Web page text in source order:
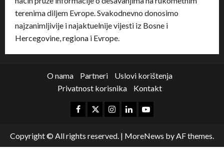
terenima diljem Evrope. Svakodnevno donosimo
najzanimljivije i najaktuelnije vijesti iz Bosne i
Hercegovine, regiona i Evrope.
O nama Partneri
Uslovi korištenja
Privatnost korisnika
Kontakt
Copyright © All rights reserved. | MoreNews by AF themes.